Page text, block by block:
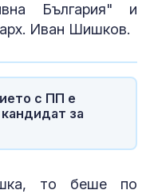
България" и
Иван Шишков.
с ПП е
за
то беше по